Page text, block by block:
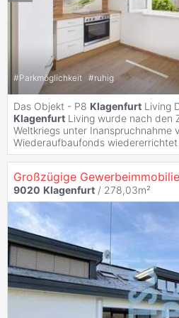
#Parkmöglichkeit #ruhig
Das Objekt - P8 Klagenfurt Living
Klagenfurt Living wurde nach den
Weltkriegs unter Inanspruchnahme
Wiederaufbaufonds wiedererrichtet
Großzügige
9020 Klagenfurt / 278,03m²